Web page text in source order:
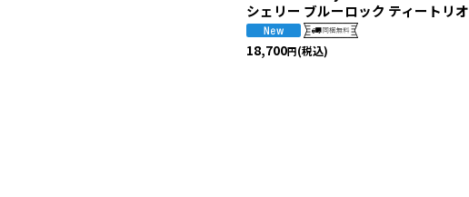
シェリー ブルーロック ティートリオ
18,700円(税込)